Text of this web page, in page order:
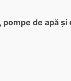
pompe de apă